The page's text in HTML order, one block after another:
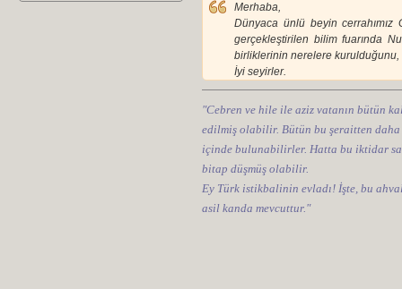
Merhaba,
Dünyaca ünlü beyin
gerçekleştirilen bilim fuarında
birliklerinin nerelere kurulduğunu,
İyi seyirler.
"Cebren ve hile ile aziz vatanın bütün
edilmiş olabilir. Bütün bu şeraitten
içinde bulunabilirler. Hatta bu iktidar
bitap düşmüş olabilir.
Ey Türk istikbalinin evladı! İşte, bu
asil kanda mevcuttur."